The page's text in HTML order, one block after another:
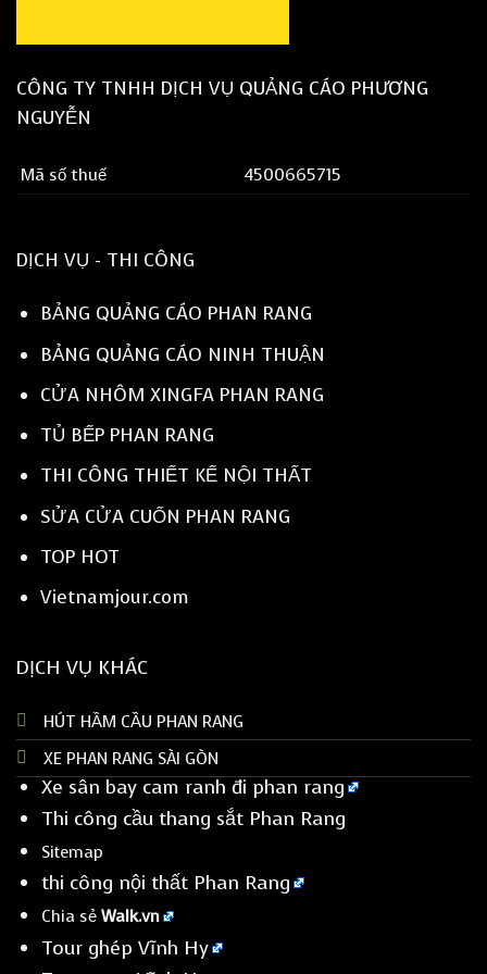
CÔNG TY TNHH DỊCH VỤ QUẢNG CÁO PHƯƠNG
NGUYỄN
Mã số thuế 4500665715
DỊCH VỤ - THI CÔNG
BẢNG QUẢNG CÁO PHAN RANG
BẢNG QUẢNG CÁO NINH THUẬN
CỬA NHÔM XINGFA PHAN RANG
TỦ BẾP PHAN RANG
THI CÔNG THIẾT KẾ NỘI THẤT
SỬA CỬA CUỐN PHAN RANG
TOP HOT
Vietnamjour.com
DỊCH VỤ KHÁC
HÚT HẦM CẦU PHAN RANG
XE PHAN RANG SÀI GÒN
Xe sân bay cam ranh đi phan rang
Thi công cầu thang sắt Phan Rang
Sitemap
thi công nội thất Phan Rang
Chia sẻ Walk.vn
Tour ghép Vĩnh Hy